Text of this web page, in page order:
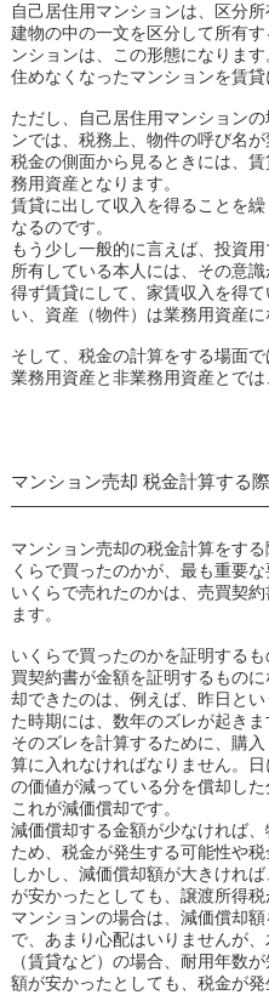
自己居住用マンションは、区分所
建物の中の一文を区分して所有
ンションは、この形態になります
住めなくなったマンションを賃貸
ただし、自己居住用マンション
ンでは、税務上、物件の呼び名が
税金の側面から見るときには、
務用資産となります。
賃貸に出して収入を得ることを
なるのです。
もう少し一般的に言えば、投資用
所有している本人には、その意
得ず賃貸にして、家賃収入を得
い、資産（物件）は業務用資産に
そして、税金の計算をする場面
業務用資産と非業務用資産とでは
マンション売却 税金計算する
マンション売却の税金計算をす
くらで買ったのかが、最も重要な
いくらで売れたのかは、売買契
ます。
いくらで買ったのかを証明する
買契約書が金額を証明するもの
却できたのは、例えば、昨日と
た時期には、数年のズレが起きま
そのズレを計算するために、購
算に入れなければなりません。
の価値が減っている分を償却した
これが減価償却です。
減価償却する金額が少なければ
ため、税金が発生する可能性や税
しかし、減価償却額が大きけれ
が安かったとしても、譲渡所得税
マンションの場合は、減価償却
で、あまり心配はいりませんが
（賃貸など）の場合、耐用年数
額が安かったとしても、税金が発